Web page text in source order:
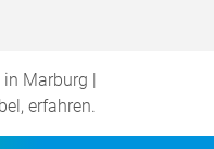
in Marburg |
erfahren.